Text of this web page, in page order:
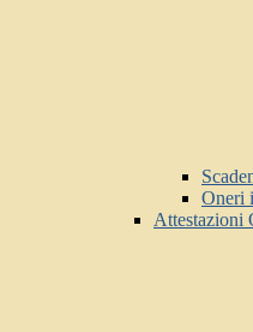
Oneri
Attestazioni